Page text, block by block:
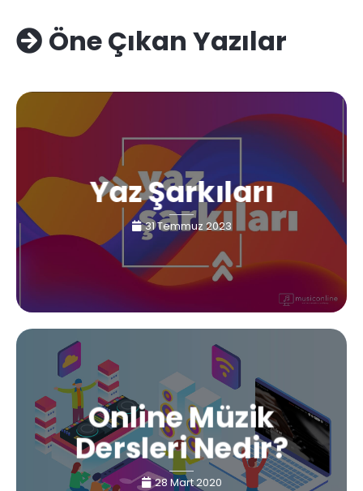
Öne Çıkan Yazılar
Yaz Şarkıları
31 Temmuz 2023
Online Müzik
Dersleri Nedir?
28 Mart 2020